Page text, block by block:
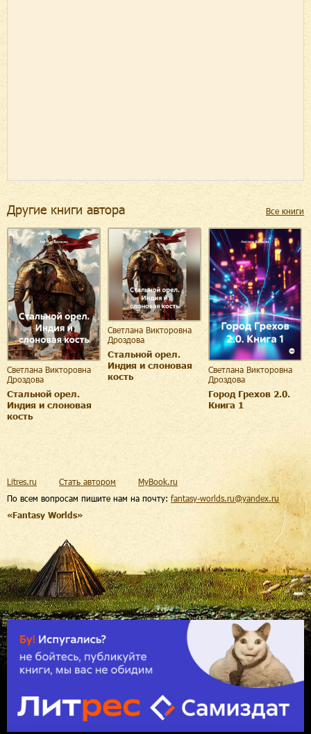
Другие книги автора Все книги
Светлана Викторовна
Дроздова
Стальной орел.
Индия и слоновая
кость
Светлана Викторовна
Дроздова
Стальной орел.
Индия и слоновая
кость
Светлана Викторовна
Дроздова
Город Грехов 2.0.
Книга 1
По всем вопросам пишите нам на почту: fantasy-worlds.ru@yandex.ru
«Fantasy Worlds»
Litres.ru Стать автором MyBook.ru